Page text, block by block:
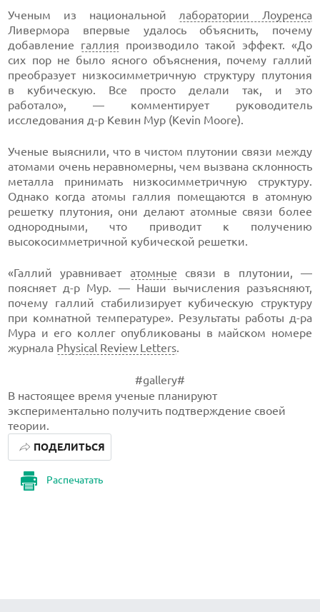
Ученым из национальной лаборатории Лоуренса
Ливермора впервые удалось объяснить, почему
добавление галлия производило такой эффект. «До
сих пор не было ясного объяснения, почему галлий
преобразует низкосимметричную структуру плутония
в кубическую. Все просто делали так, и это
работало», — комментирует руководитель
исследования д-р Кевин Мур (Kevin Moore).
Ученые выяснили, что в чистом плутонии связи между
атомами очень неравномерны, чем вызвана склонность
металла принимать низкосимметричную структуру.
Однако когда атомы галлия помещаются в атомную
решетку плутония, они делают атомные связи более
однородными, что приводит к получению
высокосимметричной кубической решетки.
«Галлий уравнивает атомные связи в плутонии, —
поясняет д-р Мур. — Наши вычисления разъясняют,
почему галлий стабилизирует кубическую структуру
при комнатной температуре». Результаты работы д-ра
Мура и его коллег опубликованы в майском номере
журнала Physical Review Letters.
#gallery#
В настоящее время ученые планируют
экспериментально получить подтверждение своей
теории.
Распечатать
ПОДЕЛИТЬСЯ